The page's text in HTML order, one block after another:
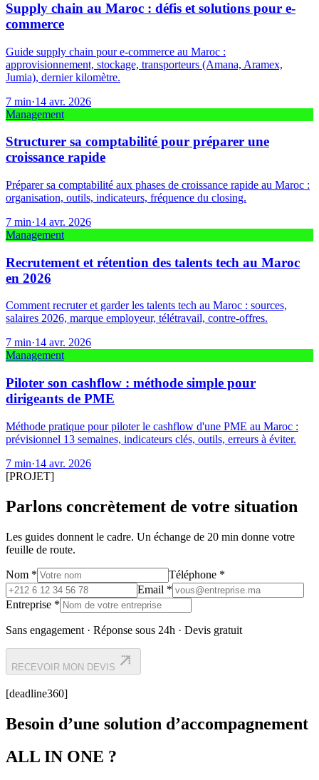
Supply chain au Maroc : défis et solutions pour e-
commerce
Guide supply chain pour e-commerce au Maroc :
approvisionnement, stockage, transporteurs (Amana, Aramex,
Jumia), dernier kilomètre.
7 min·14 avr. 2026
Management
Structurer sa comptabilité pour préparer une
croissance rapide
Préparer sa comptabilité aux phases de croissance rapide au Maroc :
organisation, outils, indicateurs, fréquence du closing.
7 min·14 avr. 2026
Management
Recrutement et rétention des talents tech au Maroc
en 2026
Comment recruter et garder les talents tech au Maroc : sources,
salaires 2026, marque employeur, télétravail, contre-offres.
7 min·14 avr. 2026
Management
Piloter son cashflow : méthode simple pour
dirigeants de PME
Méthode pratique pour piloter le cashflow d'une PME au Maroc :
prévisionnel 13 semaines, indicateurs clés, outils, erreurs à éviter.
7 min·14 avr. 2026
[PROJET]
Parlons concrètement de votre situation
Les guides donnent le cadre. Un échange de 20 min donne votre
feuille de route.
Nom *
Téléphone *
Email *
Entreprise *
Sans engagement · Réponse sous 24h · Devis gratuit
RECEVOIR MON DEVIS
[deadline360]
Besoin d’une solution d’accompagnement
ALL IN ONE ?